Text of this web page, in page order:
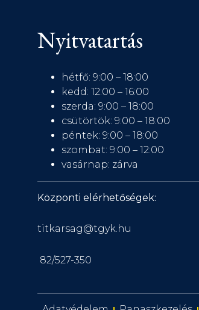
Nyitvatartás
hétfő: 9:00 – 18:00
kedd: 12:00 – 16:00
szerda: 9:00 – 18:00
csütörtök: 9:00 – 18:00
péntek: 9:00 – 18:00
szombat: 9:00 – 12:00
vasárnap: zárva
Központi elérhetőségek:
titkarsag@tgyk.hu
82/527-350